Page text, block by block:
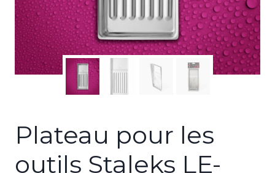
Plateau pour les
outils Staleks LE-